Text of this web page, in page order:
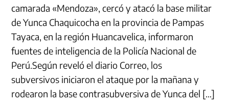
camarada «Mendoza», cercó y atacó la base militar
de Yunca Chaquicocha en la provincia de Pampas
Tayaca, en la región Huancavelica, informaron
fuentes de inteligencia de la Policía Nacional de
Perú.Según reveló el diario Correo, los
subversivos iniciaron el ataque por la mañana y
rodearon la base contrasubversiva de Yunca del […]